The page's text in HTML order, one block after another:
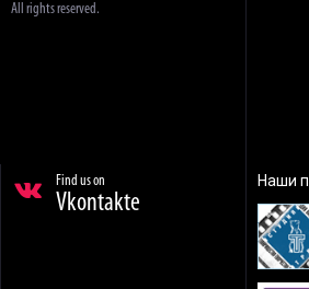
All rights reserved.
Find us on
Vkontakte
Наши